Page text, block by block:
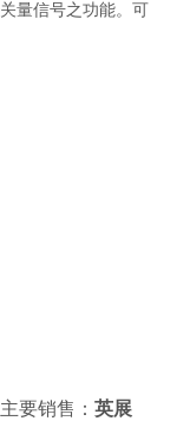
量信号之功能。可
要销售： 英展